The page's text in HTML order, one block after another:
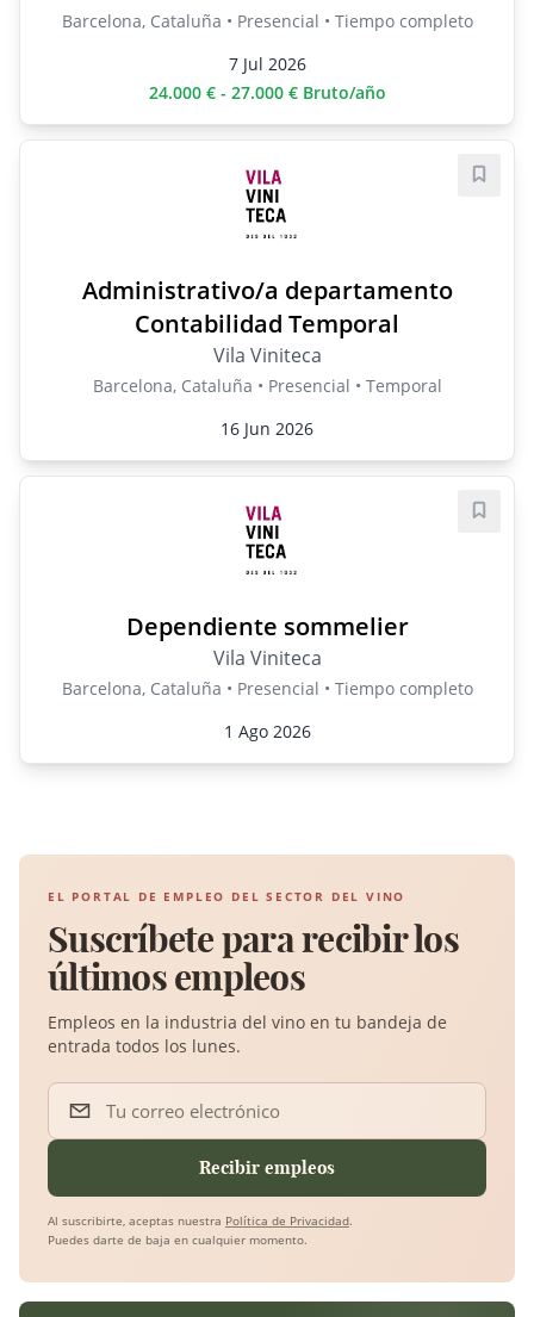
Barcelona, Cataluña • Presencial • Tiempo completo
7 Jul 2026
24.000 € - 27.000 € Bruto/año
Administrativo/a departamento
Contabilidad Temporal
Vila Viniteca
Barcelona, Cataluña • Presencial • Temporal
16 Jun 2026
Dependiente sommelier
Vila Viniteca
Barcelona, Cataluña • Presencial • Tiempo completo
1 Ago 2026
EL PORTAL DE EMPLEO DEL SECTOR DEL VINO
Suscríbete para recibir los
últimos empleos
Empleos en la industria del vino en tu bandeja de
entrada todos los lunes.
Tu correo electrónico
Recibir empleos
Al suscribirte, aceptas nuestra Política de Privacidad.
Puedes darte de baja en cualquier momento.